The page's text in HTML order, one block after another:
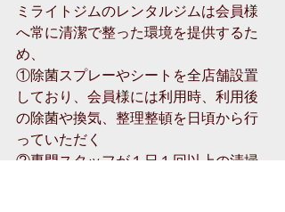
ミライトジムのレンタルジムは会員様
へ常に清潔で整った環境を提供するた
め、
①除菌スプレーやシートを全店舗設置
しており、会員様には利用時、利用後
の除菌や換気、整理整頓を日頃から行
っていただく
②専門スタッフが１日１回以上の清掃